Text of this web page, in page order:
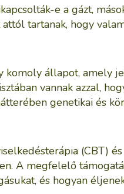
e a gázt,
tartanak, hogy
komoly állapot, amely
vannak azzal,
genetikai és
(CBT)
A megfelelő
és hogyan